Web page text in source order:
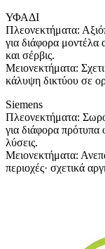
ΥΦΑΔΙ
Πλεονεκτήματα:
για διάφορα μοντέλα
και σέρβις.
Μειονεκτήματα:
κάλυψη δικτύου σε
Siemens
Πλεονεκτήματα:
για διάφορα πρότυπα
λύσεις.
Μειονεκτήματα:
περιοχές· σχετικά